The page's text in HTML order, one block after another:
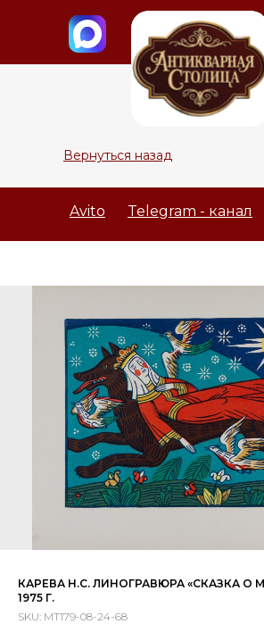
Вернуться назад
Avito Telegram - канал
КАРЕВА Н.С. ЛИНОГРАВЮРА «СКАЗКА О
1975 Г.
SKU: МТ179-08-24-68